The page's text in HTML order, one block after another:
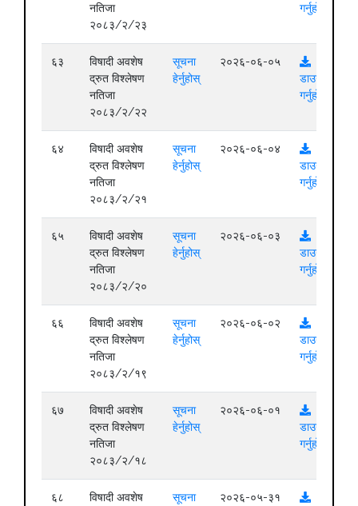
नतिजा
२०८३/२/२३
गर्नुहोस्
६३
विषादी अवशेष
द्रुत विश्लेषण
नतिजा
२०८३/२/२२
सूचना
हेर्नुहोस्
२०२६-०६-०५
डाउनलोड
गर्नुहोस्
६४
विषादी अवशेष
द्रुत विश्लेषण
नतिजा
२०८३/२/२१
सूचना
हेर्नुहोस्
२०२६-०६-०४
डाउनलोड
गर्नुहोस्
६५
विषादी अवशेष
द्रुत विश्लेषण
नतिजा
२०८३/२/२०
सूचना
हेर्नुहोस्
२०२६-०६-०३
डाउनलोड
गर्नुहोस्
६६
विषादी अवशेष
द्रुत विश्लेषण
नतिजा
२०८३/२/१९
सूचना
हेर्नुहोस्
२०२६-०६-०२
डाउनलोड
गर्नुहोस्
६७
विषादी अवशेष
द्रुत विश्लेषण
नतिजा
२०८३/२/१८
सूचना
हेर्नुहोस्
२०२६-०६-०१
डाउनलोड
गर्नुहोस्
६८
विषादी अवशेष
सूचना
२०२६-०५-३१